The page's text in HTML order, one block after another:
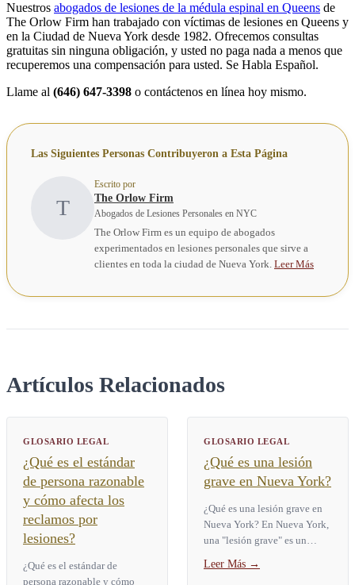
Nuestros abogados de lesiones de la médula espinal en Queens de
The Orlow Firm han trabajado con víctimas de lesiones en Queens y
en la Ciudad de Nueva York desde 1982. Ofrecemos consultas
gratuitas sin ninguna obligación, y usted no paga nada a menos que
recuperemos una compensación para usted. Se Habla Español.
Llame al (646) 647-3398 o contáctenos en línea hoy mismo.
Las Siguientes Personas Contribuyeron a Esta Página
T
Escrito por
The Orlow Firm
Abogados de Lesiones Personales en NYC
The Orlow Firm es un equipo de abogados
experimentados en lesiones personales que sirve a
clientes en toda la ciudad de Nueva York. Leer Más
Artículos Relacionados
GLOSARIO LEGAL
¿Qué es el estándar
de persona razonable
y cómo afecta los
reclamos por
lesiones?
¿Qué es el estándar de
persona razonable y cómo
GLOSARIO LEGAL
¿Qué es una lesión
grave en Nueva York?
¿Qué es una lesión grave en
Nueva York? En Nueva York,
una "lesión grave" es un
Ley de Seguros § 5102(d).
Leer Más →